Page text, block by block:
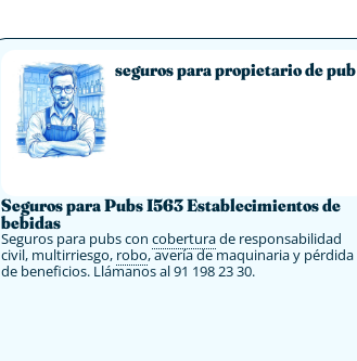
seguros para propietario de pub
Seguros para Pubs I563 Establecimientos de
bebidas
Seguros para pubs con coberturade responsabilidad
civil, multirriesgo, robo, avería de maquinaria y pérdida
de beneficios. Llámanos al 91 198 23 30.